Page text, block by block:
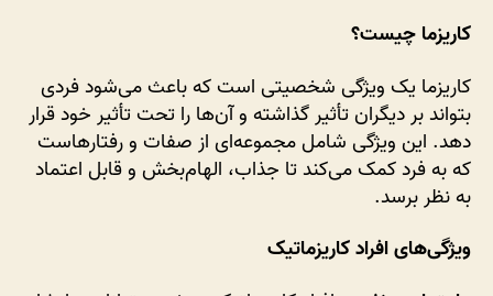
کاریزما چیست؟
کاریزما یک ویژگی شخصیتی است که باعث می‌شود فردی
بتواند بر دیگران تأثیر گذاشته و آن‌ها را تحت تأثیر خود قرار
دهد. این ویژگی شامل مجموعه‌ای از صفات و رفتارهاست
که به فرد کمک می‌کند تا جذاب، الهام‌بخش و قابل اعتماد
به نظر برسد.
ویژگی‌های افراد کاریزماتیک